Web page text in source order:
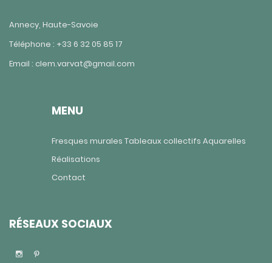
Annecy, Haute-Savoie
Téléphone : +33 6 32 05 85 17
Email : clem.varvat@gmail.com
MENU
Fresques murales Tableaux collectifs Aquarelles
Réalisations
Contact
RÉSEAUX SOCIAUX